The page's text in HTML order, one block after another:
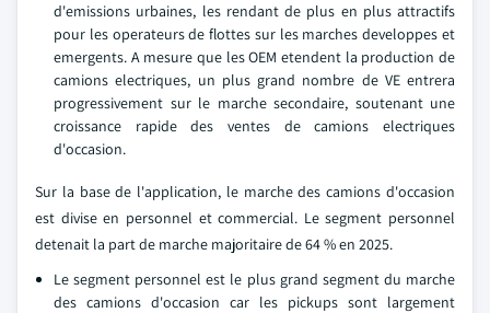
d'emissions urbaines, les rendant de plus en plus attractifs
pour les operateurs de flottes sur les marches developpes et
emergents. A mesure que les OEM etendent la production de
camions electriques, un plus grand nombre de VE entrera
progressivement sur le marche secondaire, soutenant une
croissance rapide des ventes de camions electriques
d'occasion.
Sur la base de l'application, le marche des camions d'occasion
est divise en personnel et commercial. Le segment personnel
detenait la part de marche majoritaire de 64 % en 2025.
Le segment personnel est le plus grand segment du marche
des camions d'occasion car les pickups sont largement